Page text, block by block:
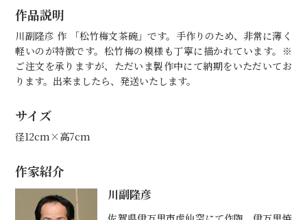
作品説明
川副隆彦 作 「松竹梅文茶碗」です。手作りのため、非常に薄く
軽いのが特徴です。松竹梅の模様も丁寧に描かれています。※
ご注文を承りますが、ただいま製作中にて納期をいただいてお
ります。出来ましたら、発送いたします。
サイズ
径12cm×高7cm
作家紹介
川副隆彦